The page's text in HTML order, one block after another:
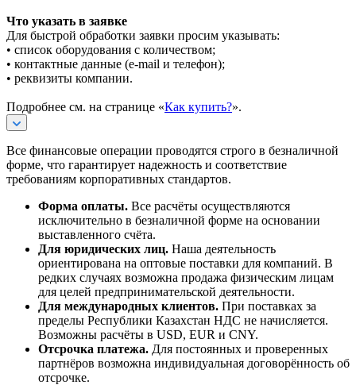
Что указать в заявке
Для быстрой обработки заявки просим указывать:
• список оборудования с количеством;
• контактные данные (e-mail и телефон);
• реквизиты компании.
Подробнее см. на странице «Как купить?».
Все финансовые операции проводятся строго в безналичной
форме, что гарантирует надежность и соответствие
требованиям корпоративных стандартов.
Форма оплаты. Все расчёты осуществляются
исключительно в безналичной форме на основании
выставленного счёта.
Для юридических лиц. Наша деятельность
ориентирована на оптовые поставки для компаний. В
редких случаях возможна продажа физическим лицам
для целей предпринимательской деятельности.
Для международных клиентов. При поставках за
пределы Республики Казахстан НДС не начисляется.
Возможны расчёты в USD, EUR и CNY.
Отсрочка платежа. Для постоянных и проверенных
партнёров возможна индивидуальная договорённость об
отсрочке.